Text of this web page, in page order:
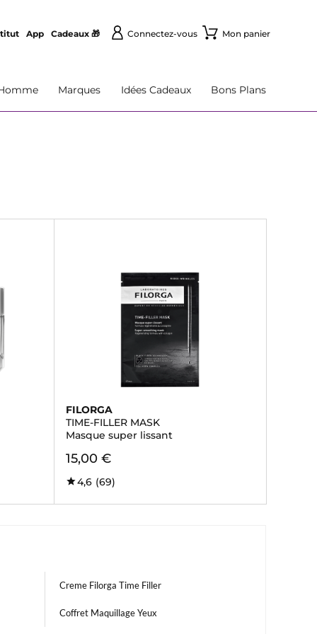
App Cadeaux 🎁 Connectez-vous Mon panier
Marques Idées Cadeaux Bons Plans
FILORGA
TIME-FILLER MASK
Masque super lissant
15,00 €
4,6 (69)
Creme Filorga Time Filler
Coffret Maquillage Yeux